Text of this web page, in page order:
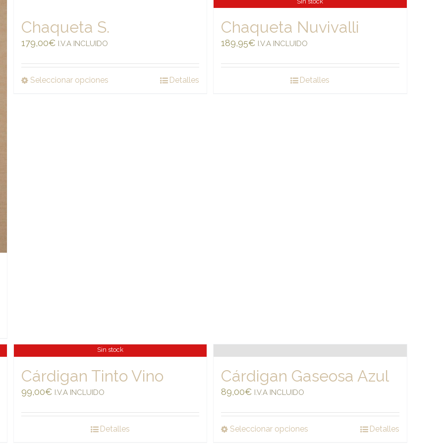
Chaqueta S.
179,00€ I.V.A INCLUIDO
Seleccionar opciones Detalles
Chaqueta Nuvivalli
189,95€ I.V.A INCLUIDO
Detalles
Sin stock
Cárdigan Tinto Vino
99,00€ I.V.A INCLUIDO
Detalles
Cárdigan Gaseosa Azul
89,00€ I.V.A INCLUIDO
Seleccionar opciones Detalles